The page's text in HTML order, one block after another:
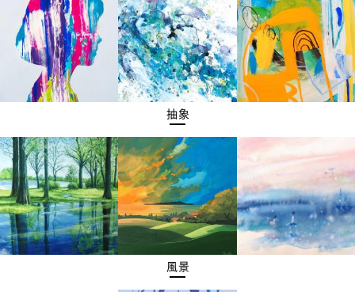
抽象
風景